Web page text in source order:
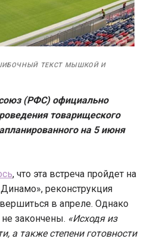
ТЕКСТ МЫШКОЙ И
(РФС) официально
товарищеского
на 5 июня
, что эта встреча пройдет на
реконструкция
в апреле. Однако
закончены. «Исходя из
а также степени готовности